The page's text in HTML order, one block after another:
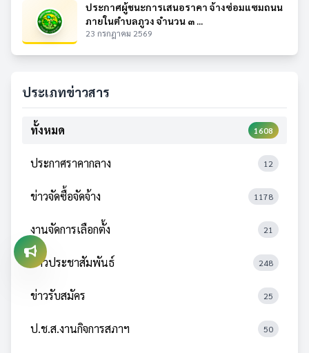
ประกาศผู้ชนะการเสนอราคา จ้างซ่อมแซมถนน
ภายในตำบลภูวง จำนวน ๓ ...
23 กรกฎาคม 2569
ประเภทข่าวสาร
ทั้งหมด 1608
ประกาศราคากลาง 12
ข่าวจัดซื้อจัดจ้าง 1178
งานจัดการเลือกตั้ง 21
ข่าวประชาสัมพันธ์ 248
ข่าวรับสมัคร 25
ป.ช.ส.งานกิจการสภาฯ 50